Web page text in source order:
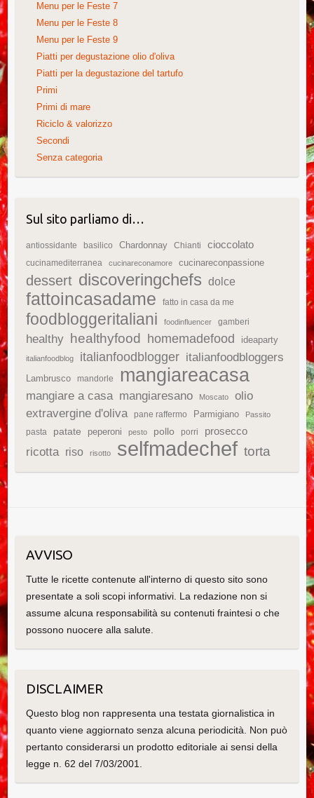
Menu per le Feste 7
Menu per le Feste 8
Menu per le Feste 9
Piatti per degustazione olio d'oliva
Piatti per la degustazione del tartufo
Primi
Primi di mare
Riciclo & valorizzo
Secondi
Senza categoria
Sul sito parliamo di…
antiossidante basilico Chardonnay Chianti cioccolato
cucinamediterranea cucinareconamore cucinareconpassione
dessert discoveringchefs dolce
fattoincasadame fatto in casa da me
foodbloggeritaliani foodinfluencer gamberi
healthy healthyfood homemadefood ideaparty
italianfoodblog italianfoodblogger italianfoodbloggers
Lambrusco mandorle mangiareacasa
mangiare a casa mangiaresano Moscato
olio
extravergine d'oliva
pane raffermo Parmigiano Passito
pasta patate peperoni pesto pollo porri prosecco
ricotta riso risotto selfmadechef torta
AVVISO
Tutte le ricette contenute all'interno di questo sito sono
presentate a soli scopi informativi. La redazione non si
assume alcuna responsabilità su contenuti fraintesi o che
possono nuocere alla salute.
DISCLAIMER
Questo blog non rappresenta una testata giornalistica in
quanto viene aggiornato senza alcuna periodicità. Non può
pertanto considerarsi un prodotto editoriale ai sensi della
legge n. 62 del 7/03/2001.